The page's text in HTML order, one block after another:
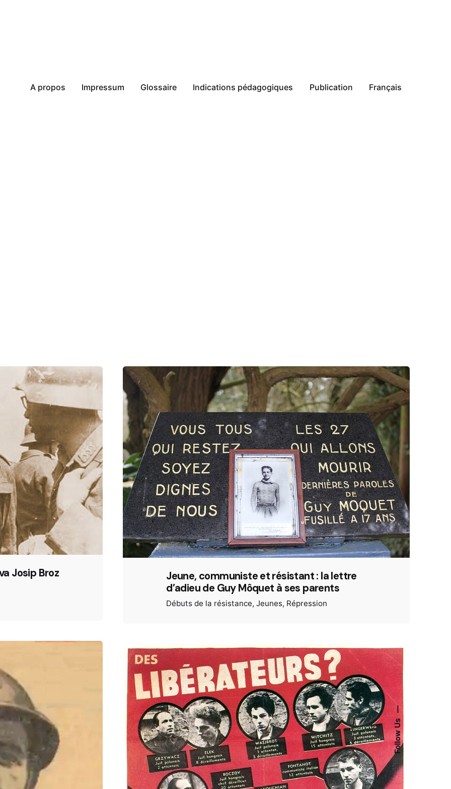
Follow Us
—
A propos Impressum Glossaire Indications pédagogiques Publication Français
Josip Broz
Jeune, communiste et résistant : la lettre
d’adieu de Guy Môquet à ses parents
Débuts de la résistance Jeunes Répression